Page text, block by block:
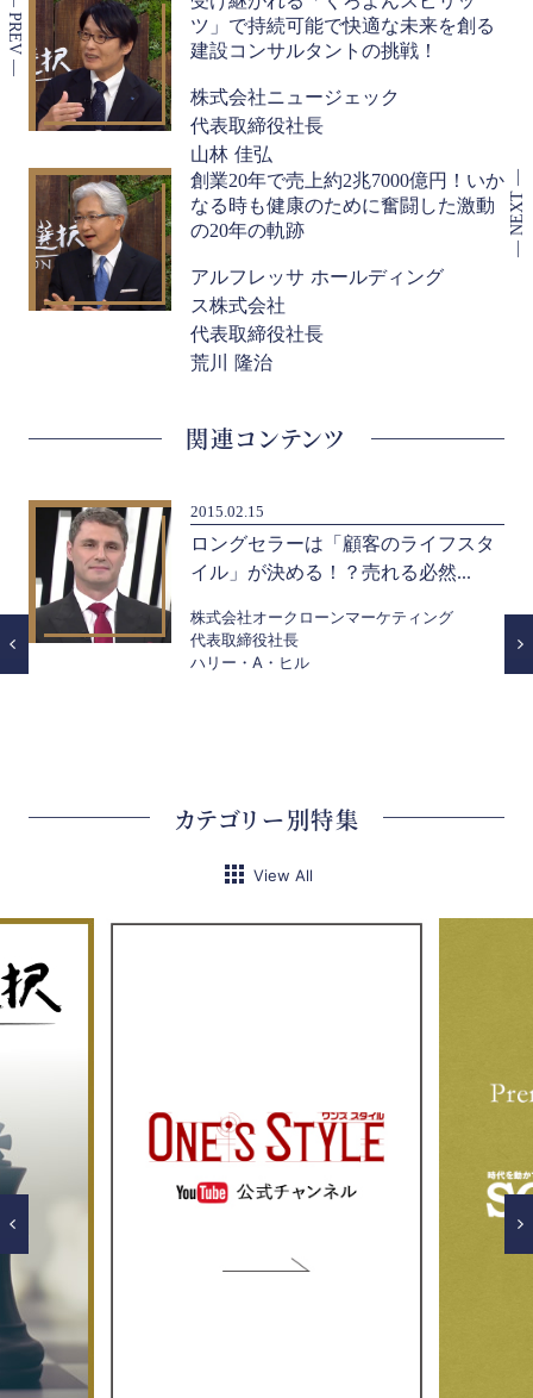
ツ」で持続可能で快適な未来を創る
建設コンサルタントの挑戦！
株式会社ニュージェック
代表取締役社長
山林 佳弘
創業20年で売上約2兆7000億円！いか
なる時も健康のために奮闘した激動
の20年の軌跡
アルフレッサ ホールディング
ス株式会社
代表取締役社長
荒川 隆治
関連コンテンツ
2015.02.15
ロングセラーは「顧客のライフスタ
イル」が決める！？売れる必然...
株式会社オークローンマーケティング
代表取締役社長
ハリー・A・ヒル
カテゴリー別特集
View All